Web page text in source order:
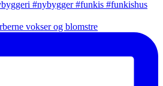
vokser og blomstre